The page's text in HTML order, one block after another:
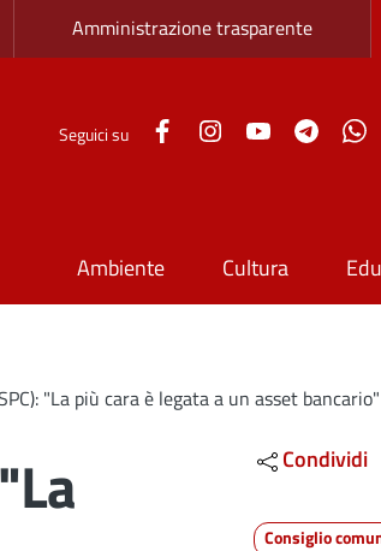
Zona superiore
Amministrazione trasparente
Seguici su FacebookInstagramYouTube
Ambiente Cultura
"La più cara è legata a un asset bancario"
Condividi
Consiglio